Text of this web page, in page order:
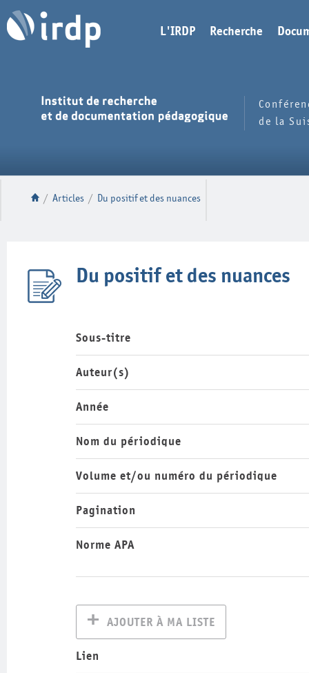
L'IRDP Recherche
de la
/ Articles / Du positif et des nuances
Du positif et des nuances
Sous-titre
Auteur(s)
Année
Nom du périodique
Volume et/ou numéro du périodique
Pagination
Norme APA
AJOUTER À MA LISTE
Lien